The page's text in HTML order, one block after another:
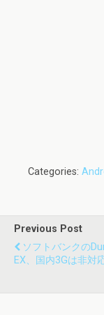
Categories:
Previous Post
ソフトバンクの
EX、国内3Gは非対